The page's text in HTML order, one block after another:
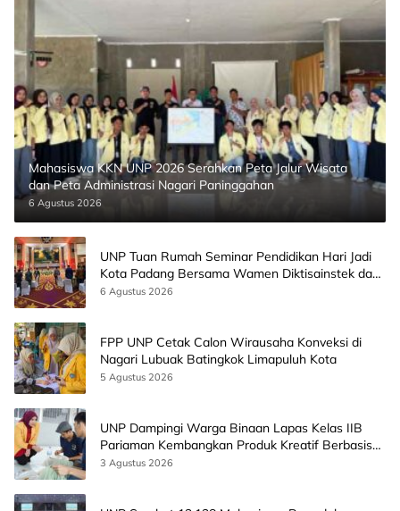
Mahasiswa KKN UNP 2026 Serahkan Peta Jalur Wisata
dan Peta Administrasi Nagari Paninggahan
6 Agustus 2026
UNP Tuan Rumah Seminar Pendidikan Hari Jadi
Kota Padang Bersama Wamen Diktisainstek dan
CEO EMGS Malaysia
6 Agustus 2026
FPP UNP Cetak Calon Wirausaha Konveksi di
Nagari Lubuak Batingkok Limapuluh Kota
5 Agustus 2026
UNP Dampingi Warga Binaan Lapas Kelas IIB
Pariaman Kembangkan Produk Kreatif Berbasis
AI
3 Agustus 2026